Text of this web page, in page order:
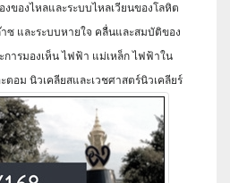
ของไหลและระบบไหลเวียนของโลหิต
และระบบหายใจ คลื่นและสมบัติของ
ารมองเห็น ไฟฟ้า แม่เหล็ก ไฟฟ้าใน
ตอม นิวเคลียสและเวชศาสตร์นิวเคลียร์